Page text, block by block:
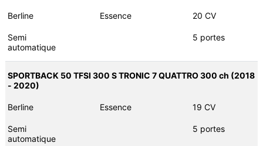
Berline Essence 20 CV
Semi
automatique
5 portes
SPORTBACK 50 TFSI 300 S TRONIC 7 QUATTRO 300 ch (2018
- 2020)
Berline Essence 19 CV
Semi
automatique
5 portes